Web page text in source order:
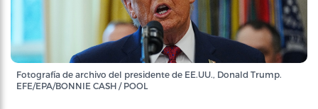
Fotografía de archivo del presidente de EE.UU., Donald Trump.
EFE/EPA/BONNIE CASH / POOL